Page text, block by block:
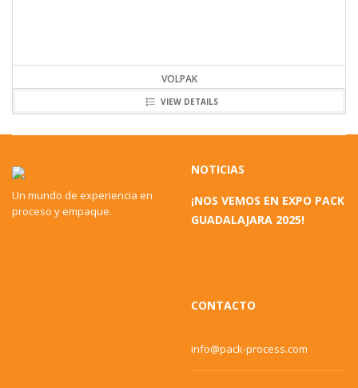
VOLPAK
VIEW DETAILS
Un mundo de experiencia en
proceso y empaque.
NOTICIAS
¡NOS VEMOS EN EXPO PACK
GUADALAJARA 2025!
CONTACTO
info@pack-process.com